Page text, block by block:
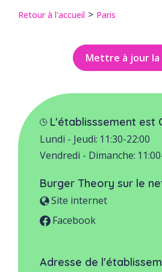
Retour à l'accueil Paris
Mettre à jour la
L'établisssement est
Lundi - Jeudi: 11:30-22:00
Vendredi - Dimanche:
Burger Theory sur le
Site internet
Facebook
Adresse de